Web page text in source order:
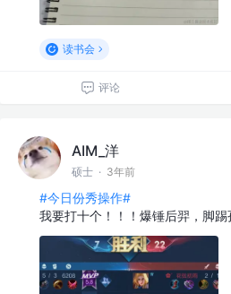
读书会
评论
AIM_洋
硕士 · 3年前
#今日份秀操作#
我要打十个！！！爆锤后羿，脚踢